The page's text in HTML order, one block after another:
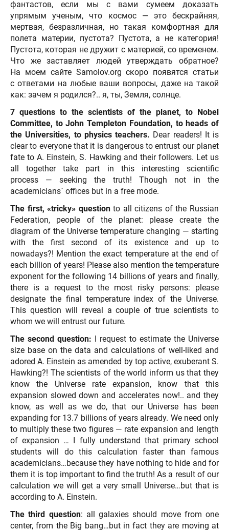
фантастов, если мы с вами сумеем доказать
упрямым ученым, что космос — это бескрайняя,
мертвая, безразличная, но такая комфортная для
полета материи, пустота? Пустота, а не категория!
Пустота, которая не дружит с материей, со временем.
Что же заставляет людей утверждать обратное?
На моем сайте Samolov.org скоро появятся статьи
с ответами на любые ваши вопросы, даже на такой
как: зачем я родился?.. я, ты, Земля, солнце.
7 questions to the scientists of the planet, to Nobel
Committee, to John Templeton Foundation, to heads of
the Universities, to physics teachers. Dear readers! It is
clear to everyone that it is dangerous to entrust our planet
fate to A. Einstein, S. Hawking and their followers. Let us
all together take part in this interesting scientific
process — seeking the truth! Though not in the
academicians` offices but in a free mode.
The first, «tricky» questionto all citizens of the Russian
Federation, people of the planet: please create the
diagram of the Universe temperature changing — starting
with the first second of its existence and up to
nowadays?! Mention the exact temperature at the end of
each billion of years! Please also mention the temperature
exponent for the following 14 billions of years and finally,
there is a request to the most risky persons: please
designate the final temperature index of the Universe.
This question will reveal a couple of true scientists to
whom we will entrust our future.
The second question: I request to estimate the Universe
size base on the data and calculations of well-liked and
adored A. Einstein as amended by top active, exuberant S.
Hawking?! The scientists of the world inform us that they
know the Universe rate expansion, know that this
expansion slowed down and accelerates now!.. and they
know, as well as we do, that our Universe has been
expanding for 13.7 billions of years already. We need only
to multiply these two figures — rate expansion and length
of expansion … I fully understand that primary school
students will do this calculation faster than famous
academicians…because they have nothing to hide and for
them it is top important to find the truth! As a result of our
calculation we will get a very small Universe…but that is
according to A. Einstein.
The third question: all galaxies should move from one
center, from the Big bang…but in fact they are moving at